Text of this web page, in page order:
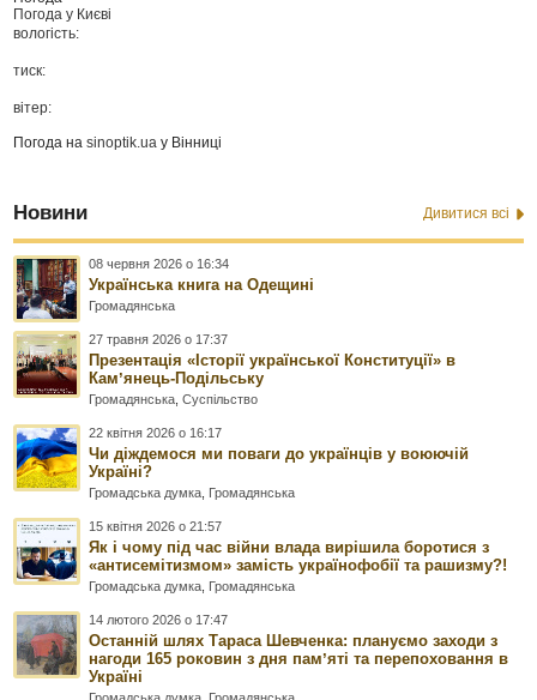
Погода у Києві
вологість:
тиск:
вітер:
Погода наsinoptik.ua у Вінниці
Новини Дивитися всі
08 червня 2026 о 16:34
Українська книга на Одещині
Громадянська
27 травня 2026 о 17:37
Презентація «Історії української Конституції» в
Камʼянець-Подільську
Громадянська ,Суспільство
22 квітня 2026 о 16:17
Чи діждемося ми поваги до українців у воюючій
Україні?
Громадська думка Громадянська
15 квітня 2026 о 21:57
Як і чому під час війни влада вирішила боротися з
«антисемітизмом» замість українофобії та рашизму?!
Громадська думка Громадянська
14 лютого 2026 о 17:47
Останній шлях Тараса Шевченка: плануємо заходи з
нагоди 165 роковин з дня памʼяті та перепоховання в
Україні